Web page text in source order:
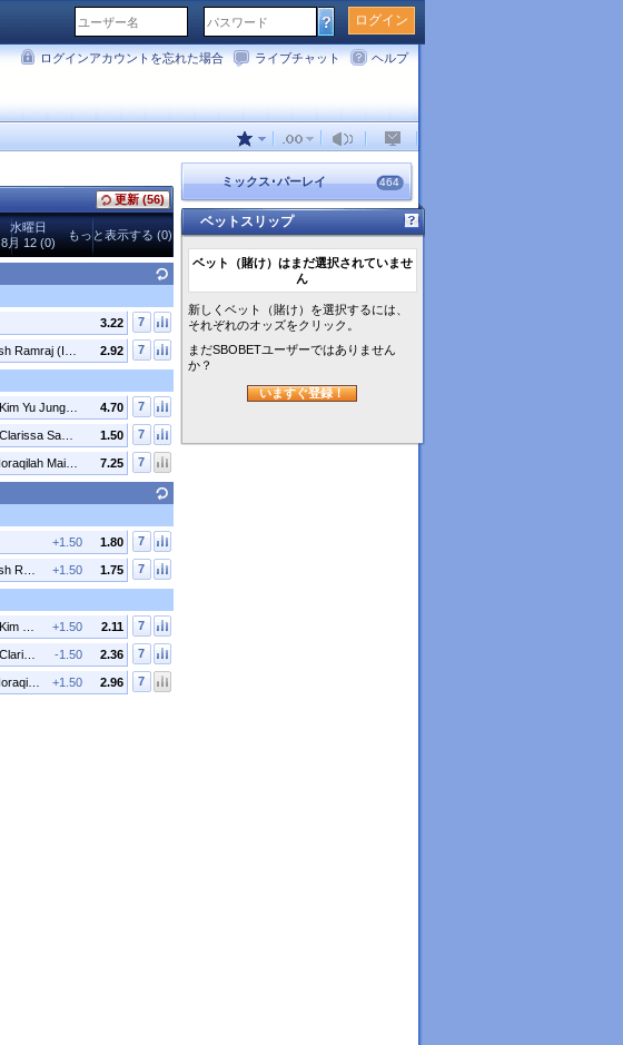
ログイン
ログインアカウントを忘れた場合 ライブチャット ヘルプ
更新 (56)
水曜日
8月 12 (0)
もっと表示する (0)
3.22 7
2.92 7
4.70
Shin Tae Yang (KOR) / Kim Yu Jung (KOR) 7
1.50
Chen Tang Jie (MAS) / Clarissa San (MAS) 7
7.25
Loo Bing Kun (MAS) / Noraqilah Maisarah (MAS) 7
1.80
+1.50 7
1.75
+1.50
Rakshitha Sree Santhosh Ramraj (IND) 7
2.11
+1.50 7
2.36
-1.50
Chen Tang Jie (MAS) / Clarissa San (MAS) 7
2.96
+1.50
Loo Bing Kun (MAS) / Noraqilah Maisarah (MAS) 7
ミックス･パーレイ 464
ベットスリップ
ベット（賭け）はまだ選択されていませ
ん
新しくベット（賭け）を選択するには、
それぞれのオッズをクリック。
まだSBOBETユーザーではありません
か？
いますぐ登録！